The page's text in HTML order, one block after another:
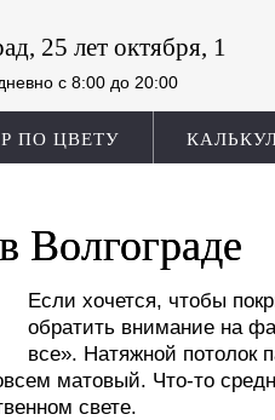
25 лет октября, 1
c 8:00 до 20:00
ПО ЦВЕТУ
Волгограде
Если хочется, чтобы
обратить внимание на
все». Натяжной
матовый. Что-то
свете.